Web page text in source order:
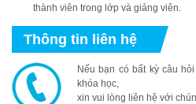
thành viên trong lớp và giảng viên.
Thông tin liên hệ
Nếu bạn có bất kỳ câu
khóa học,
xin vui lòng liên hệ với